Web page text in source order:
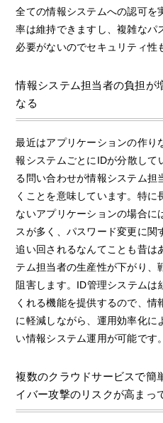
全ての情報システムへの認可を
率は維持できますし、複雑なパ
必要がないのでセキュリティ性
情報システム担当者の負担が
なる
最近はアプリケーションの作り
報システムごとにIDが分散して
る問い合わせが情報システム担
くことを意味しています。特
ないアプリケーションの場合に
スが多く、パスワード変更に関
追い回されるなんてことも昔は
テム担当者の生産性が下がり、
阻害します。ID管理システム
くれる機能を提供するので、
に軽減しながら、運用効率化に
い情報システム運用が可能です。
複数のクラウドサービスで簡
イバー攻撃のリスクが高まっ